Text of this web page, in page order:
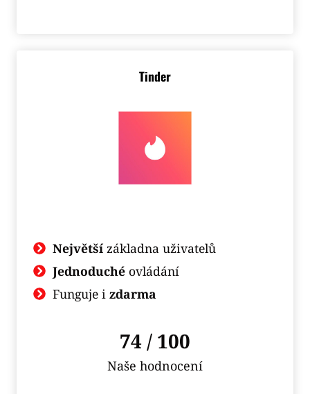
Tinder
Největšízákladna uživatelů
Jednoduchéovládání
Funguje i zdarma
74 / 100
Naše hodnocení